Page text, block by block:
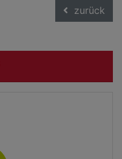
zurück